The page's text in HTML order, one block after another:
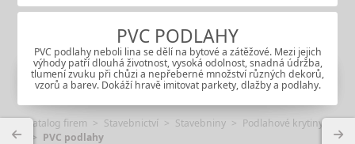
PVC PODLAHY
PVC podlahy neboli lina se dělí na bytové a zátěžové. Mezi jejich
výhody patří dlouhá životnost, vysoká odolnost, snadná údržba,
tlumení zvuku při chůzi a nepřeberné množství různých dekorů,
vzorů a barev. Dokáží hravě imitovat parkety, dlažby a podlahy.
Katalog firem Stavebnictví Stavebniny
Podlahové krytiny
PVC podlahy